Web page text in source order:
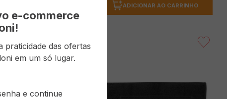
ADICIONAR AO CARRINHO
e-commerce
praticidade das ofertas
em um só lugar.
e continue